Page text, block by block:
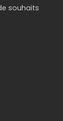
souhaits